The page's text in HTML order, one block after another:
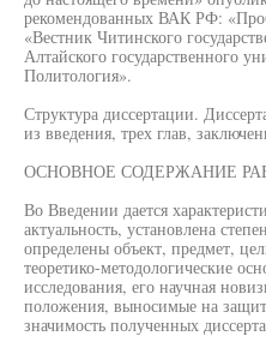
рекомендованных ВАК РФ:
«Вестник Читинского
Алтайского государственного
Политология».
Структура диссертации.
из введения, трех глав,
ОСНОВНОЕ СОДЕРЖАНИЕ
Во Введении дается
актуальность, установлена
определены объект, предмет,
теоретико-методологические
исследования, его научная
положения, выносимые на
значимость полученных